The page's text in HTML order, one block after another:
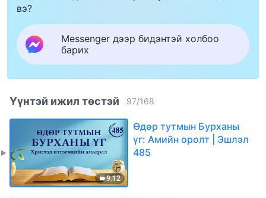
вэ?
Messenger дээр бидэнтэй холбоо
барих
Үүнтэй ижил төстэй 97/168
9:12
Өдөр тутмын Бурханы
үг: Амийн оролт | Эшлэл
485